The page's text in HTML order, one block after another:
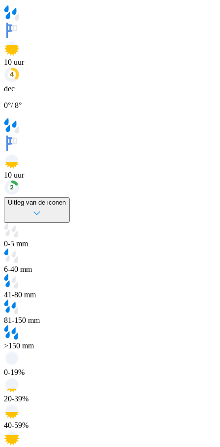
10 uur
dec
0°/8°
10 uur
Uitleg van de iconen
0-5 mm
6-40 mm
41-80 mm
81-150 mm
>150 mm
0-19%
20-39%
40-59%